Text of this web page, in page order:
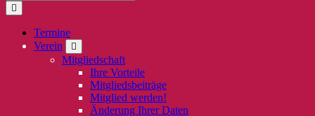
Termine
Verein
Mitgliedschaft
Ihre Vorteile
Mitgliedsbeiträge
Mitglied werden!
Änderung Ihrer Daten